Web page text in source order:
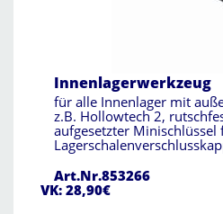
Innenlagerwerkzeug
für alle Innenlager mit
z.B. Hollowtech 2,
aufgesetzter Minischlüssel
Art.Nr.853266
VK: 28,90€